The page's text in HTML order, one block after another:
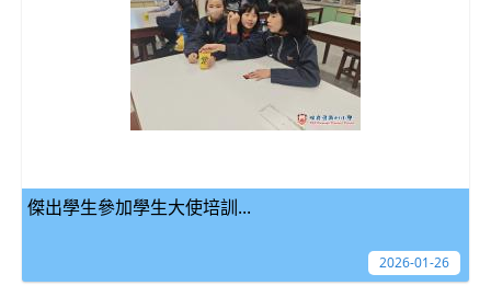
傑出學生參加學生大使培訓...
2026-01-26